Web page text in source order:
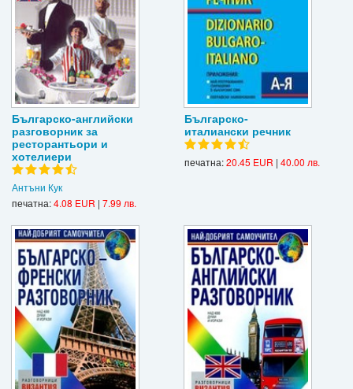
Българско-английски
разговорник за
ресторантьори и
хотелиери
Антъни Кук
печатна:4.08 EUR | 7.99 лв.
Българско-
италиански речник
печатна:20.45 EUR | 40.00 лв.